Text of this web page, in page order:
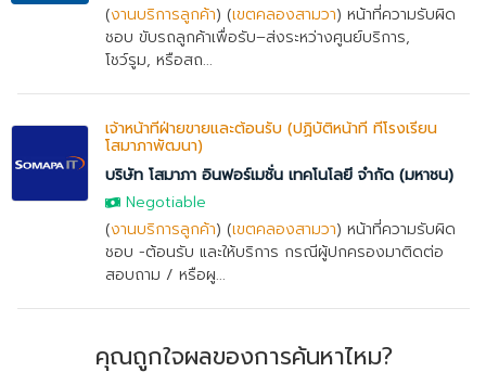
(งานบริการลูกค้า) (เขตคลองสามวา) หน้าที่ความรับผิด
ชอบ ขับรถลูกค้าเพื่อรับ–ส่งระหว่างศูนย์บริการ,
โชว์รูม, หรือสถ...
เจ้าหน้าที่ฝ่ายขายและต้อนรับ (ปฏิบัติหน้าที่ ที่โรงเรียน
โสมาภาพัฒนา)
บริษัท โสมาภา อินฟอร์เมชั่น เทคโนโลยี จำกัด (มหาชน)
Negotiable
(งานบริการลูกค้า) (เขตคลองสามวา) หน้าที่ความรับผิด
ชอบ -ต้อนรับ และให้บริการ กรณีผู้ปกครองมาติดต่อ
สอบถาม / หรือผู...
คุณถูกใจผลของการค้นหาไหม?